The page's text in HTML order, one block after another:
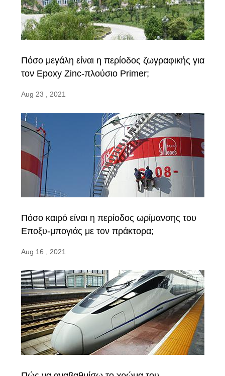
Πόσο μεγάλη είναι η περίοδος ζωγραφικής για
τον Epoxy Zinc-πλούσιο Primer;
Aug 23 , 2021
Πόσο καιρό είναι η περίοδος ωρίμανσης του
Εποξυ-μπογιάς με τον πράκτορα;
Aug 16 , 2021